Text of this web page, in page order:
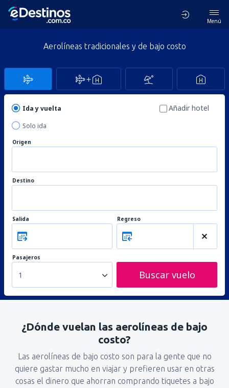
Menú
Aerolíneas tradicionales y de bajo costo
Ida y vuelta
Solo ida
Añadir hotel
Origen
Destino
Salida Regreso
Pasajeros
1 Buscar vuelo
¿Dónde vuelan las aerolíneas de bajo
costo?
Las aerolíneas de bajo costo son para la gente que no
quiere gastar mucho en viajar y prefieren usar en otras
cosas el dinero que ahorran comprando tiquetes a bajo